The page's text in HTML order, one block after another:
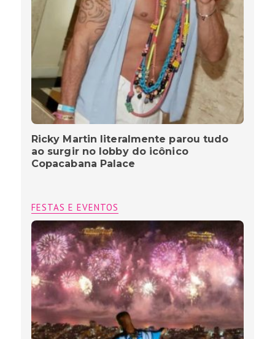
Ricky Martin literalmente parou tudo
ao surgir no lobby do icônico
Copacabana Palace
FESTAS E EVENTOS